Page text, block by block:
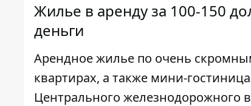
Жилье в аренду за 100-150
деньги
Арендное жилье по очень
квартирах, а также мини-
Центрального железнодорожного